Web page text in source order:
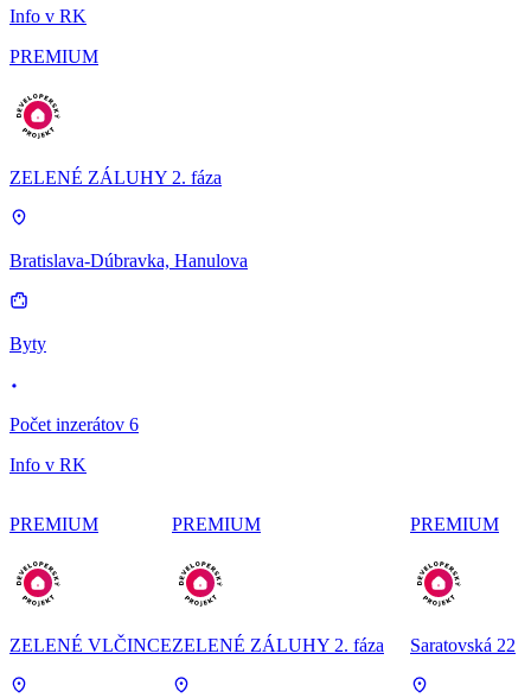
Info v RK
PREMIUM
ZELENÉ ZÁLUHY 2. fáza
Bratislava-Dúbravka, Hanulova
Byty
Počet inzerátov 6
Info v RK
PREMIUM
ZELENÉ VLČINCE
PREMIUM
ZELENÉ ZÁLUHY 2. fáza
PREMIUM
Saratovská 22